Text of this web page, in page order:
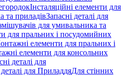
Інсталяційні елементи для
та приладівЗапасні деталі для
для умивальника та
для пральних і посудомийних
елементи для пральних і
елементи для консольних
деталі для
деталі для ПриладдяДля стінних